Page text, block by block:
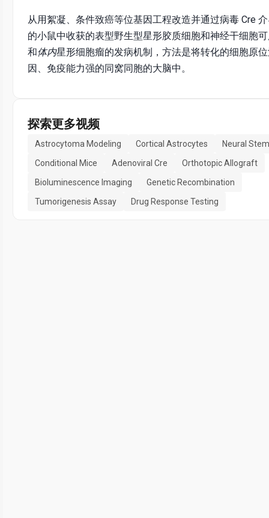
从用絮凝、条件致癌等位基因工程改造并通过病毒 Cre
的小鼠中收获的表型野生型星形胶质细胞和神经干细胞
和体内星形细胞瘤的发病机制， 方法是将转化的细胞原
因、免疫能力强的同窝同胞的大脑中。
探索更多视频
Astrocytoma Modeling Cortical Astrocytes
Neural
Conditional Mice
Adenoviral Cre
Orthotopic Allograft
Bioluminescence Imaging
Genetic Recombination
Tumorigenesis Assay
Drug Response Testing